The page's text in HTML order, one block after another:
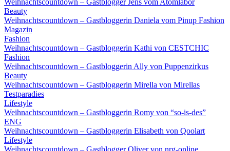
Weihnachtscountdown – Gastblogger Jens vom Atomlabor
Beauty
Weihnachtscountdown – Gastbloggerin Daniela vom Pinup Fashion
Magazin
Fashion
Weihnachtscountdown – Gastbloggerin Kathi von CESTCHIC
Fashion
Weihnachtscountdown – Gastbloggerin Ally von Puppenzirkus
Beauty
Weihnachtscountdown – Gastbloggerin Mirella von Mirellas
Testparadies
Lifestyle
Weihnachtscountdown – Gastbloggerin Romy von “so-is-des”
ENG
Weihnachtscountdown – Gastbloggerin Elisabeth von Qoolart
Lifestyle
Weihnachtscountdown – Gastblogger Oliver von nrg-online